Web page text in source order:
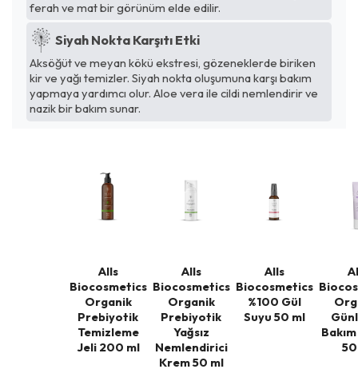
ferah ve mat bir görünüm elde edilir.
Siyah Nokta Karşıtı Etki
Aksöğüt ve meyan kökü ekstresi, gözeneklerde biriken
kir ve yağı temizler. Siyah nokta oluşumuna karşı bakım
yapmaya yardımcı olur. Aloe vera ile cildi nemlendirir ve
nazik bir bakım sunar.
Alls
Biocosmetics
Organik
Prebiyotik
Temizleme
Jeli 200 ml
Alls
Biocosmetics
Organik
Prebiyotik
Yağsız
Nemlendirici
Krem 50 ml
Alls
Biocosmetics
%100 Gül
Suyu 50 ml